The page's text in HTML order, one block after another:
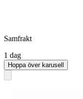
Samfrakt
1 dag
Hoppa över karusell